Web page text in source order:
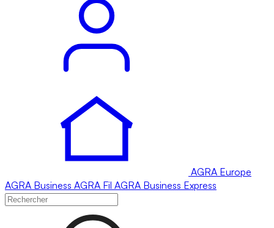
AGRA Europe
AGRA Business AGRA Fil AGRA Business Express